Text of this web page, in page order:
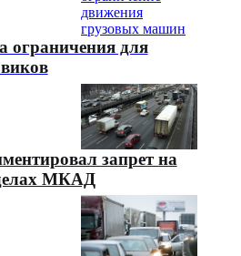
ограничения для
запрет на
МКАД